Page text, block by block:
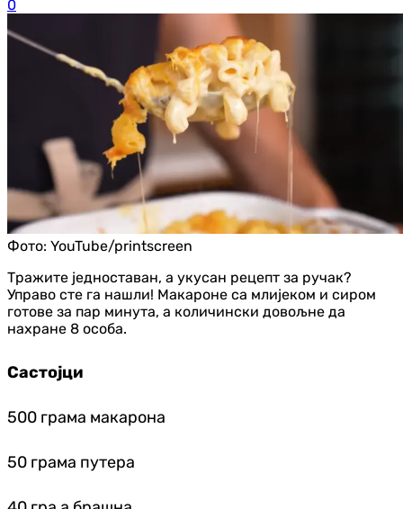
0
Фото: YouTube/printscreen
Тражите једноставан, а укусан рецепт за ручак?
Управо сте га нашли! Макароне са млијеком и сиром
готове за пар минута, а количински довољне да
нахране 8 особа.
Састојци
500 грама макарона
50 грама путера